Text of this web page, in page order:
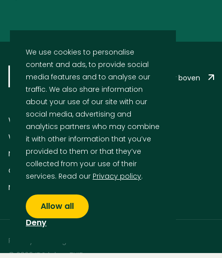
We use cookies to personalise
content and ads, to provide social
media features and to analyse our
traffic. We also share information
about your use of our site with our
social media, advertising and
analytics partners who may combine
it with other information that you’ve
provided to them or that they’ve
collected from your use of their
services. Read our Privacy policy.
Allow all
Deny
Wat we doen
Wie we zijn
Nieuws
Cases
Neem contact op
Terug naar boven
Privacyverklaring
© 2026 IDS |door ZUID